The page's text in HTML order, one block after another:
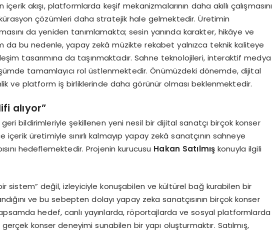
akışı, platformlarda keşif mekanizmalarının daha akıllı çalışmasını
çözümleri daha stratejik hale gelmektedir. Üretimin
da yeniden tanımlamakta; sesin yanında karakter, hikâye ve
da bu nedenle, yapay zekâ müzikte rekabet yalnızca teknik kaliteye
tasarımına da taşınmaktadır. Sahne teknolojileri, interaktif medya
tamamlayıcı rol üstlenmektedir. Önümüzdeki dönemde, dijital
ve platform iş birliklerinde daha görünür olması beklenmektedir.
alıyor”
geri bildirimleriyle şekillenen yeni nesil bir dijital sanatçı birçok konser
üretimiyle sınırlı kalmayıp yapay zekâ sanatçının sahneye
hedeflemektedir. Projenin kurucusu Hakan Satılmış konuyla ilgili
sistem” değil, izleyiciyle konuşabilen ve kültürel bağ kurabilen bir
ve bu sebepten dolayı yapay zeka sanatçısının birçok konser
hedef, canlı yayınlarda, röportajlarda ve sosyal platformlarda
konser deneyimi sunabilen bir yapı oluşturmaktır. Satılmış,